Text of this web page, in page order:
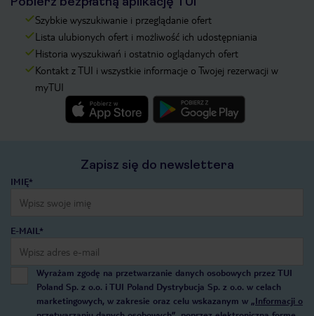
Szybkie wyszukiwanie i przeglądanie ofert
Lista ulubionych ofert i możliwość ich udostępniania
Historia wyszukiwań i ostatnio oglądanych ofert
Kontakt z TUI i wszystkie informacje o Twojej rezerwacji w
myTUI
Zapisz się do newslettera
IMIĘ*
E-MAIL*
Wyrażam zgodę na przetwarzanie danych osobowych przez TUI
Poland Sp. z o.o. i TUI Poland Dystrybucja Sp. z o.o. w celach
marketingowych, w zakresie oraz celu wskazanym w „Informacji o